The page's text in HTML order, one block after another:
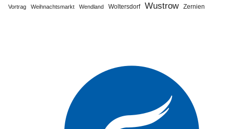
Vortrag Weihnachtsmarkt Wendland Woltersdorf Wustrow Zernien